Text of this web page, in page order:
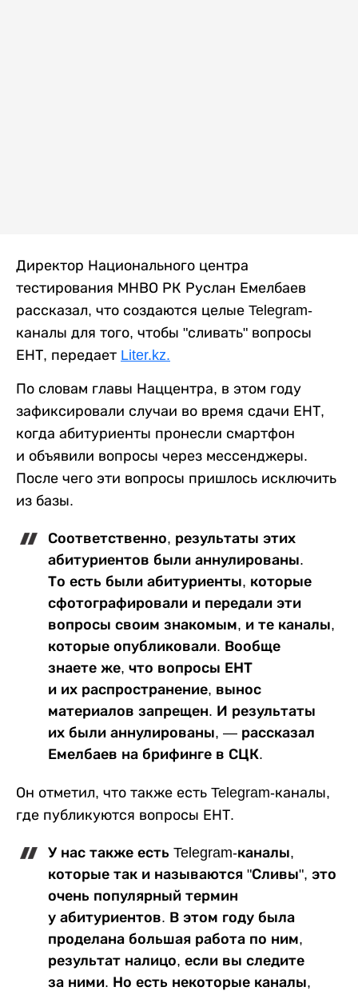
Директор Национального центра
тестирования МНВО РК Руслан Емелбаев
рассказал, что создаются целые Telegram-
каналы для того, чтобы "сливать" вопросы
ЕНТ, передает Liter.kz.
По словам главы Наццентра, в этом году
зафиксировали случаи во время сдачи ЕНТ,
когда абитуриенты пронесли смартфон
и объявили вопросы через мессенджеры.
После чего эти вопросы пришлось исключить
из базы.
Соответственно, результаты этих
абитуриентов были аннулированы.
То есть были абитуриенты, которые
сфотографировали и передали эти
вопросы своим знакомым, и те каналы,
которые опубликовали. Вообще
знаете же, что вопросы ЕНТ
и их распространение, вынос
материалов запрещен. И результаты
их были аннулированы, — рассказал
Емелбаев на брифинге в СЦК.
Он отметил, что также есть Telegram-каналы,
где публикуются вопросы ЕНТ.
У нас также есть Telegram-каналы,
которые так и называются "Сливы", это
очень популярный термин
у абитуриентов. В этом году была
проделана большая работа по ним,
результат налицо, если вы следите
за ними. Но есть некоторые каналы,